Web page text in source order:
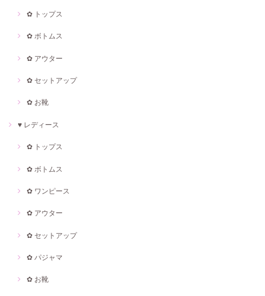
✿ トップス
✿ ボトムス
✿ アウター
✿ セットアップ
✿ お靴
♥ レディース
✿ トップス
✿ ボトムス
✿ ワンピース
✿ アウター
✿ セットアップ
✿ パジャマ
✿ お靴